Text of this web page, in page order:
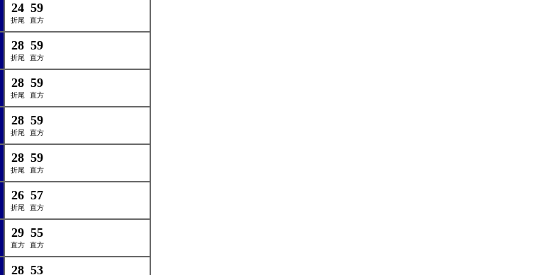
24
折尾
59
直方
28
折尾
59
直方
28
折尾
59
直方
28
折尾
59
直方
28
折尾
59
直方
26
折尾
57
直方
29
直方
55
直方
28 53